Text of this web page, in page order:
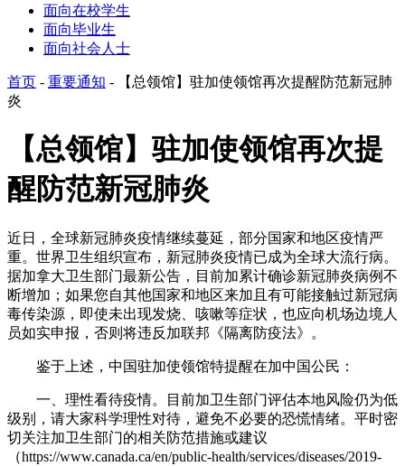
面向在校学生
面向毕业生
面向社会人士
首页 - 重要通知 -
【总领馆】驻加使领馆再次提醒防范新冠肺
炎
【总领馆】驻加使领馆再次提
醒防范新冠肺炎
近日，全球新冠肺炎疫情继续蔓延，部分国家和地区疫情严
重。世界卫生组织宣布，新冠肺炎疫情已成为全球大流行病。
据加拿大卫生部门最新公告，目前加累计确诊新冠肺炎病例不
断增加；如果您自其他国家和地区来加且有可能接触过新冠病
毒传染源，即使未出现发烧、咳嗽等症状，也应向机场边境人
员如实申报，否则将违反加联邦《隔离防疫法》。
鉴于上述，中国驻加使领馆特提醒在加中国公民：
一、理性看待疫情。目前加卫生部门评估本地风险仍为低
级别，请大家科学理性对待，避免不必要的恐慌情绪。平时密
切关注加卫生部门的相关防范措施或建议
（https://www.canada.ca/en/public-health/services/diseases/2019-